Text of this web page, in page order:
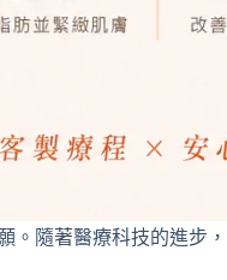
隨著醫療科技的進步